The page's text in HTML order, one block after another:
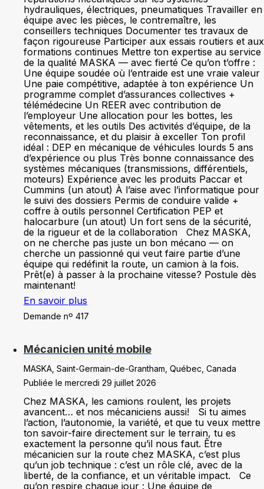
hydrauliques, électriques, pneumatiques Travailler en
équipe avec les pièces, le contremaître, les
conseillers techniques Documenter tes travaux de
façon rigoureuse Participer aux essais routiers et aux
formations continues Mettre ton expertise au service
de la qualité MASKA — avec fierté Ce qu’on t’offre :
Une équipe soudée où l’entraide est une vraie valeur
Une paie compétitive, adaptée à ton expérience Un
programme complet d’assurances collectives +
télémédecine Un REER avec contribution de
l’employeur Une allocation pour les bottes, les
vêtements, et les outils Des activités d’équipe, de la
reconnaissance, et du plaisir à exceller Ton profil
idéal : DEP en mécanique de véhicules lourds 5 ans
d’expérience ou plus Très bonne connaissance des
systèmes mécaniques (transmissions, différentiels,
moteurs) Expérience avec les produits Paccar et
Cummins (un atout) À l’aise avec l’informatique pour
le suivi des dossiers Permis de conduire valide +
coffre à outils personnel Certification PEP et
halocarbure (un atout) Un fort sens de la sécurité,
de la rigueur et de la collaboration Chez MASKA,
on ne cherche pas juste un bon mécano — on
cherche un passionné qui veut faire partie d’une
équipe qui redéfinit la route, un camion à la fois.
Prêt(e) à passer à la prochaine vitesse? Postule dès
maintenant!
En savoir plus
Demande nº 417
Mécanicien unité mobile
MASKA, Saint-Germain-de-Grantham, Québec, Canada
Publiée le mercredi 29 juillet 2026
Chez MASKA, les camions roulent, les projets
avancent… et nos mécaniciens aussi! Si tu aimes
l’action, l’autonomie, la variété, et que tu veux mettre
ton savoir-faire directement sur le terrain, tu es
exactement la personne qu’il nous faut. Être
mécanicien sur la route chez MASKA, c’est plus
qu’un job technique : c’est un rôle clé, avec de la
liberté, de la confiance, et un véritable impact. Ce
qu’on respire chaque jour : Une équipe de